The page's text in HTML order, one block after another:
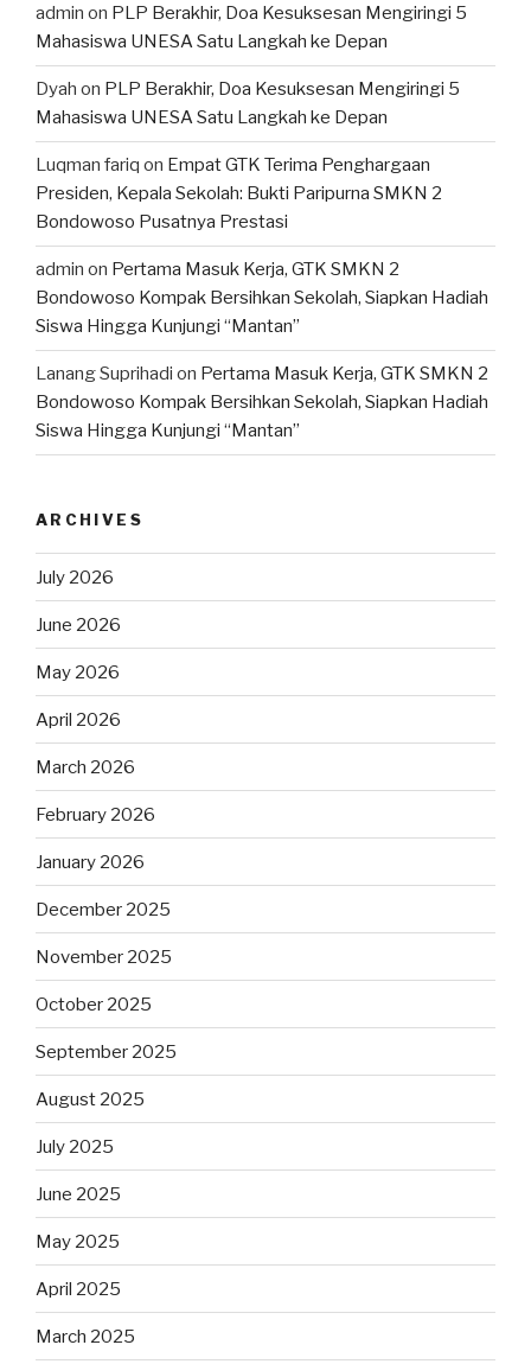
admin on PLP Berakhir, Doa Kesuksesan Mengiringi 5
Mahasiswa UNESA Satu Langkah ke Depan
Dyah on PLP Berakhir, Doa Kesuksesan Mengiringi 5
Mahasiswa UNESA Satu Langkah ke Depan
Luqman fariq on Empat GTK Terima Penghargaan
Presiden, Kepala Sekolah: Bukti Paripurna SMKN 2
Bondowoso Pusatnya Prestasi
admin on Pertama Masuk Kerja, GTK SMKN 2
Bondowoso Kompak Bersihkan Sekolah, Siapkan Hadiah
Siswa Hingga Kunjungi “Mantan”
Lanang Suprihadi on Pertama Masuk Kerja, GTK SMKN 2
Bondowoso Kompak Bersihkan Sekolah, Siapkan Hadiah
Siswa Hingga Kunjungi “Mantan”
ARCHIVES
July 2026
June 2026
May 2026
April 2026
March 2026
February 2026
January 2026
December 2025
November 2025
October 2025
September 2025
August 2025
July 2025
June 2025
May 2025
April 2025
March 2025